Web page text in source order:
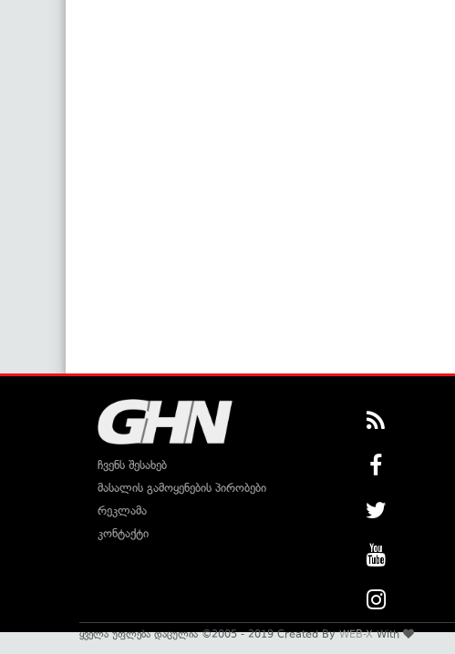
ჩვენს შესახებ
მასალის გამოყენების პირობები
რეკლამა
კონტაქტი
ყველა უფლება დაცულია ©2005 - 2019 Created ByWEB-XWith